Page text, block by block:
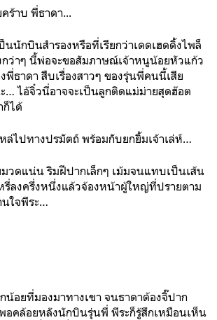
ร้าบ พี่ธาดา...
นักบินสำรองหรือที่เรียกว่าเดดเฮดดิ้งไพล็
กว่าๆ นี้พ่อจะขอสัมภาษณ์เจ้าหนูน้อยหัวแก้ว
ธาดา สืบเรื่องสาวๆ ของรุ่นพี่คนนี้เสีย
… ไอ้จิ๋วนี่อาจจะเป็นลูกติดแม่ม่ายสุดฮ๊อต
ก็ได้
ล่ไปทางปรมัตถ์ พร้อมกับยกยิ้มเจ้าเล่ห์…
วดแน่น ริมฝีปากเล็กๆ เม้มจนแทบเป็นเส้น
รี่ลงครึ่งหนึ่งแล้วจ้องหน้าผู้ใหญ่ที่ปรายตาม
นใจพีระ…
น้อยที่มองมาทางเขา จนธาดาต้องจิ๊ปาก
อคล้อยหลังนักบินรุ่นพี่ พีระก็รู้สึกเหมือนเห็น